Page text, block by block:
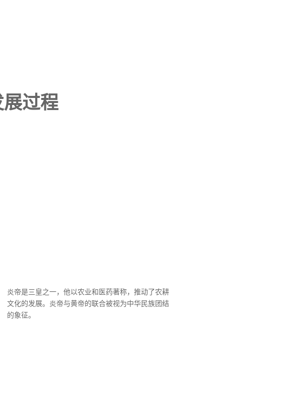
过程
炎帝是三皇之一，他以农业和医药著称，推动了农耕
文化的发展。炎帝与黄帝的联合被视为中华民族团结
的象征。